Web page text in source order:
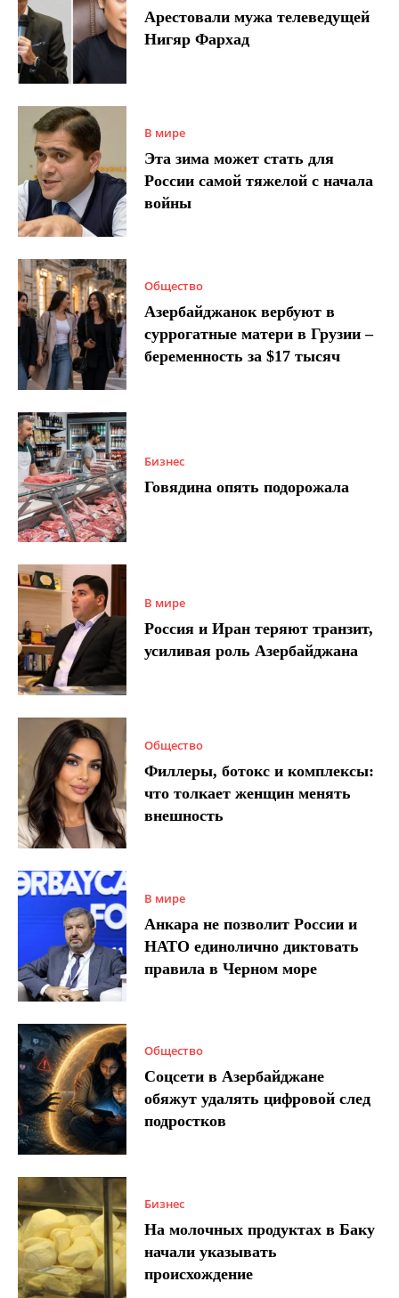
Арестовали мужа телеведущей
Нигяр Фархад
В мире
Эта зима может стать для
России самой тяжелой с начала
войны
Общество
Азербайджанок вербуют в
суррогатные матери в Грузии –
беременность за $17 тысяч
Бизнес
Говядина опять подорожала
В мире
Россия и Иран теряют транзит,
усиливая роль Азербайджана
Общество
Филлеры, ботокс и комплексы:
что толкает женщин менять
внешность
В мире
Анкара не позволит России и
НАТО единолично диктовать
правила в Черном море
Общество
Соцсети в Азербайджане
обяжут удалять цифровой след
подростков
Бизнес
На молочных продуктах в Баку
начали указывать
происхождение